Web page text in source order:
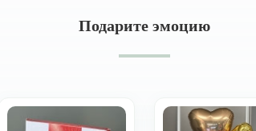
Подарите эмоцию